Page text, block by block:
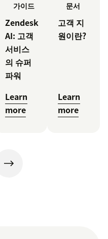
가이드
Zendesk
AI: 고객
서비스
의 슈퍼
파워
Learn
more
문서
고객 지
원이란?
Learn
more